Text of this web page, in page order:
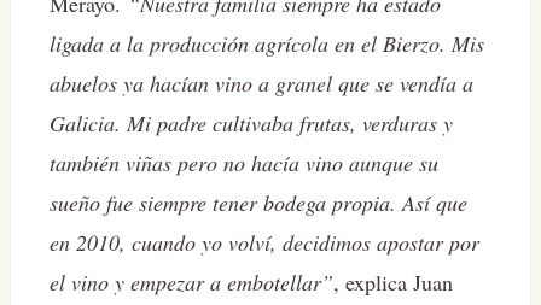
ligada a la producción agrícola en el Bierzo. Mis
abuelos ya hacían vino a granel que se vendía a
Galicia. Mi padre cultivaba frutas, verduras y
también viñas pero no hacía vino aunque su
sueño fue siempre tener bodega propia. Así que
en 2010, cuando yo volví, decidimos apostar por
el vino y empezar a embotellar”, explica Juan